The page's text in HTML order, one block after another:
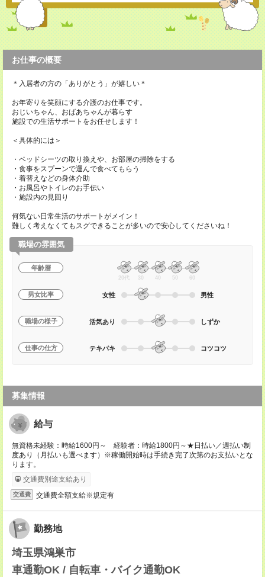
お仕事の概要
＊入居者の方の「ありがとう」が嬉しい＊
お年寄りを笑顔にする介護のお仕事です。
おじいちゃん、おばあちゃんが暮らす
施設での生活サポートをお任せします！
＜具体的には＞
・ベッドシーツの取り換えや、お部屋の掃除をする
・食事をスプーンで運んで食べてもらう
・着替えなどの身体介助
・お風呂やトイレのお手伝い
・施設内の見回り
何気ない日常生活のサポートがメイン！
難しく考えなくてもスグできることが多いので安心してくださいね！
職場の雰囲気
年齢層
20代 30 40 50 60
男女比率 女性 男性
職場の様子 活気あり しずか
仕事の仕方 テキパキ コツコツ
募集情報
給与
無資格未経験：時給1600円～ 経験者：時給1800円～★日払い／週払い制
度あり（月払いも選べます）※稼働開始時は手続き完了次第のお支払いとな
ります。
交通費別途支給あり
交通費 交通費全額支給※規定有
勤務地
埼玉県鴻巣市
車通勤OK / 自転車・バイク通勤OK